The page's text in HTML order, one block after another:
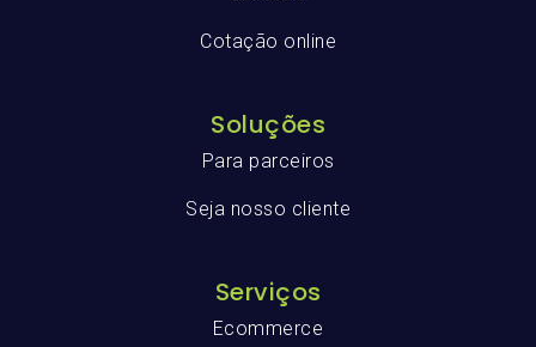
Cotação online
Soluções
Para parceiros
Seja nosso cliente
Serviços
Ecommerce